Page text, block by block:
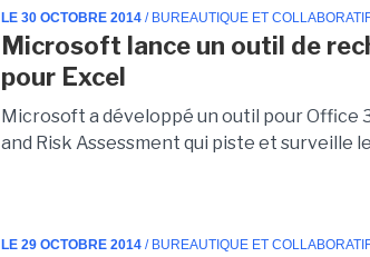
LE 30 OCTOBRE 2014 / BUREAUTIQUE ET
Microsoft lance un outil de
pour Excel
Microsoft a développé un outil pour Office
and Risk Assessment qui piste et surveille
LE 29 OCTOBRE 2014 / BUREAUTIQUE ET